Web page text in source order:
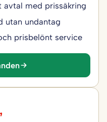
avtal med prissäkring
utan undantag
prisbelönt service